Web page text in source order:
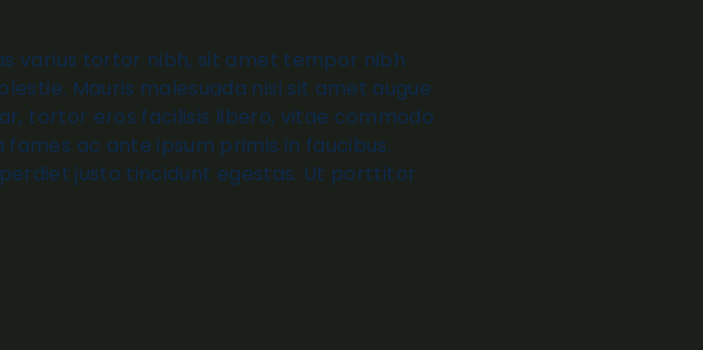
varius tortor nibh, sit amet tempor nibh
Mauris malesuada nisi sit amet augue
tortor eros facilisis libero, vitae commodo
ac ante ipsum primis in faucibus.
justo tincidunt egestas. Ut porttitor